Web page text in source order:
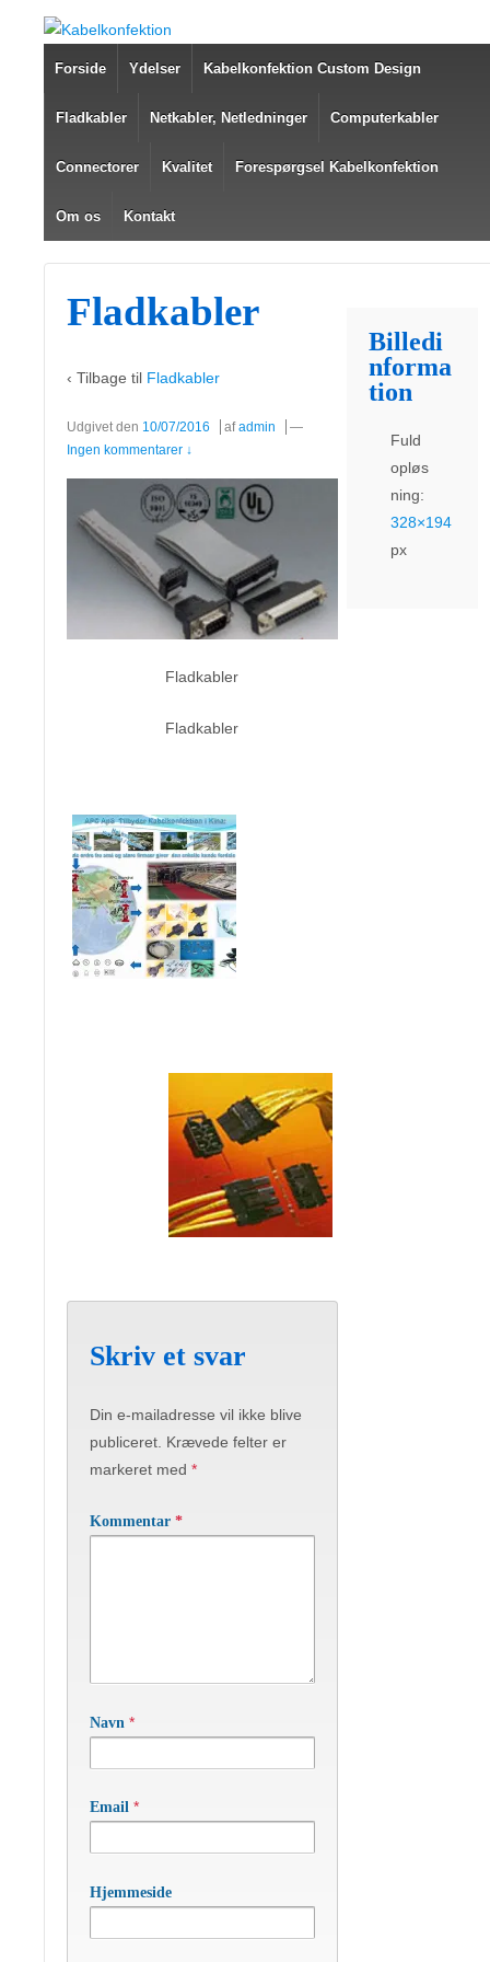
Forside Ydelser Kabelkonfektion Custom Design
Fladkabler Netkabler, Netledninger Computerkabler
Connectorer Kvalitet Forespørgsel Kabelkonfektion
Om os Kontakt
Fladkabler
‹ Tilbage til Fladkabler
Udgivet den 10/07/2016 afadmin
—
Ingen kommentarer ↓
Fladkabler
Fladkabler
Skriv et svar
Din e-mailadresse vil ikke blive
publiceret. Krævede felter er
markeret med *
Kommentar *
Navn *
Email *
Hjemmeside
Billedi
nforma
tion
Fuld
opløs
ning:
328×194
px